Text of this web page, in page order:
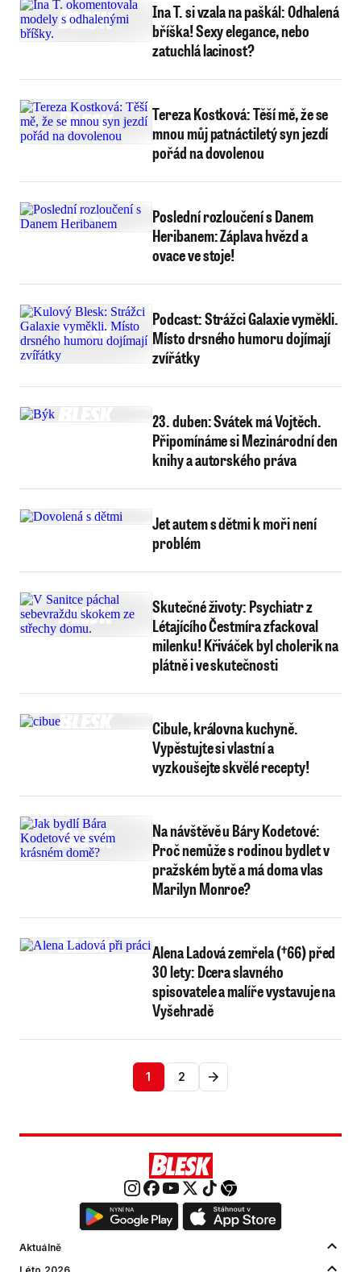
Ina T. si vzala na paškál: Odhalená
bříška! Sexy elegance, nebo
zatuchlá lacinost?
Tereza Kostková: Těší mě, že se
mnou můj patnáctiletý syn jezdí
pořád na dovolenou
Poslední rozloučení s Danem
Heribanem: Záplava hvězd a
ovace ve stoje!
Podcast: Strážci Galaxie vyměkli.
Místo drsného humoru dojímají
zvířátky
23. duben: Svátek má Vojtěch.
Připomínáme si Mezinárodní den
knihy a autorského práva
Jet autem s dětmi k moři není
problém
Skutečné životy: Psychiatr z
Létajícího Čestmíra zfackoval
milenku! Křiváček byl cholerik na
plátně i ve skutečnosti
Cibule, královna kuchyně.
Vypěstujte si vlastní a
vyzkoušejte skvělé recepty!
Na návštěvě u Báry Kodetové:
Proč nemůže s rodinou bydlet v
pražském bytě a má doma vlas
Marilyn Monroe?
Alena Ladová zemřela (†66) před
30 lety: Dcera slavného
spisovatele a malíře vystavuje na
Vyšehradě
1 2
Aktuálně